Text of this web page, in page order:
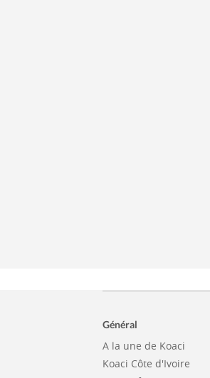
Général
A la une de Koaci
Koaci Côte d'Ivoire